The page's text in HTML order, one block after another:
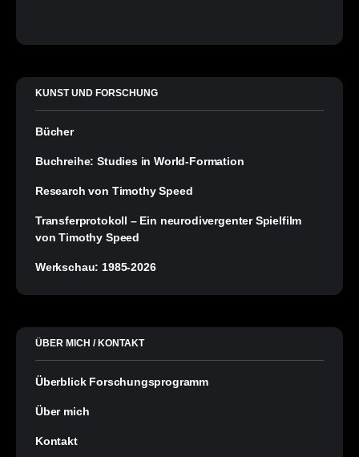
KUNST UND FORSCHUNG
Bücher
Buchreihe: Studies in World-Formation
Research von Timothy Speed
Transferprotokoll – Ein neurodivergenter Spielfilm
von Timothy Speed
Werkschau: 1985-2026
ÜBER MICH / KONTAKT
Überblick Forschungsprogramm
Über mich
Kontakt